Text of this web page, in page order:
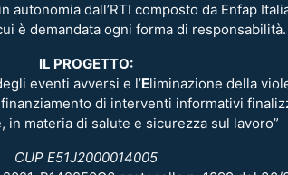
autonomia dall’RTI composto da Enfap
è demandata ogni forma di responsabilità.
IL PROGETTO:
eventi avversi e l’Eliminazione della
di interventi informativi
in materia di salute e sicurezza sul lavoro”
CUP E51J2000014005